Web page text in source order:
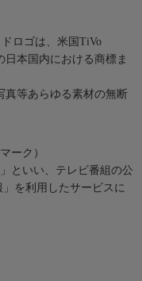
ロゴは、米国TiVo
日本国内における商標ま
真等あらゆる素材の無断
ーク）
といい、テレビ番組の公
を利用したサービスに